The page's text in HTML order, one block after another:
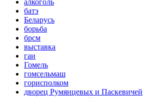
алкоголь
батэ
Беларусь
борьба
брсм
выставка
гаи
Гомель
гомсельмаш
горисполком
дворец Румянцевых и Паскевичей